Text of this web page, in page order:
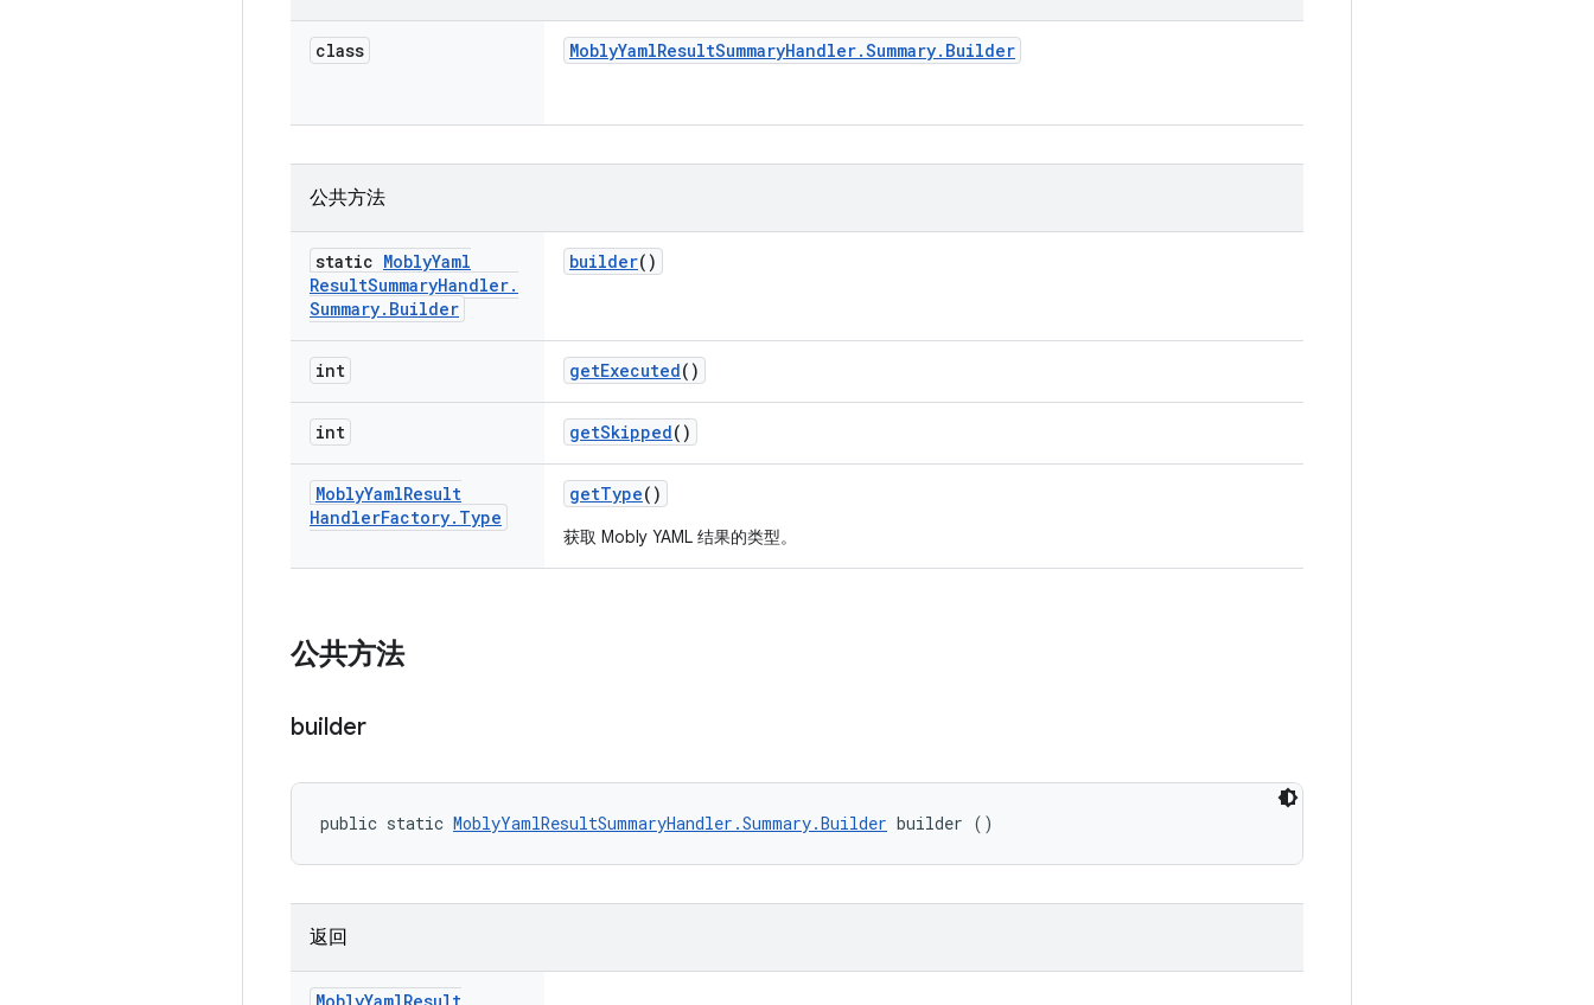
class MoblyYamlResultSummaryHandler.Summary. Builder
公共方法
static MoblyYaml
ResultSummaryHandler.
Summary. Builder
builder()
int getExecuted()
int getSkipped()
MoblyYamlResult
HandlerFactory. Type
getType()
获取 Mobly YAML 结果的类型。
公共方法
builder
public static MoblyYamlResultSummaryHandler.Summary.Builder builder ()
返回